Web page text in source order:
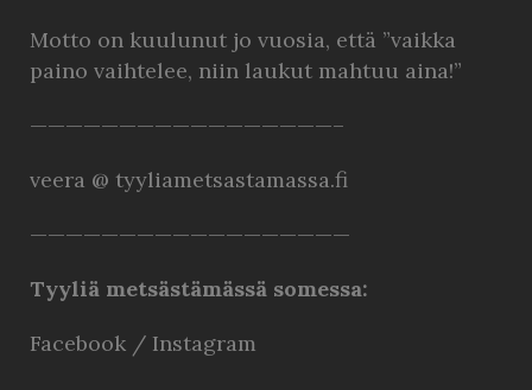
Motto on kuulunut jo vuosia, että ”vaikka
paino vaihtelee, niin laukut mahtuu aina!”
—————————————————–
veera @ tyyliametsastamassa.fi
——————————————————
Tyyliä metsästämässä somessa:
Facebook / Instagram